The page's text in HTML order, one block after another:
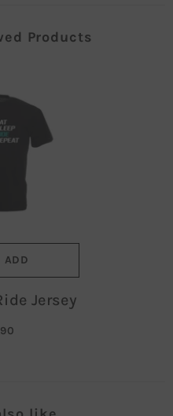
Products
ADD
Jersey